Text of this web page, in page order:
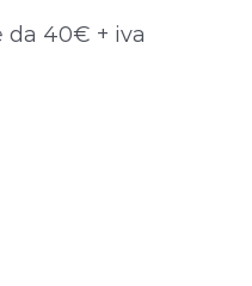
da 40€ + iva